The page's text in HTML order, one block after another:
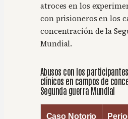
atroces en los
con prisioneros en los
concentración de la
Mundial.
Abusos con los
clínicos en campos de
Segunda guerra Mundial
Caso Notorio